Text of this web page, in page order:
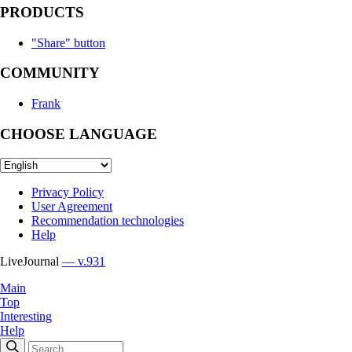
PRODUCTS
"Share" button
COMMUNITY
Frank
CHOOSE LANGUAGE
Privacy Policy
User Agreement
Recommendation technologies
Help
LiveJournal — v.931
Main
Top
Interesting
Help